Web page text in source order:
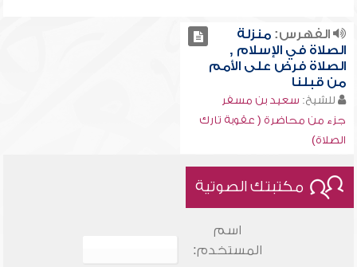
الفهرس:منزلة
الصلاة في الإسلام ,
الصلاة فرض على الأمم
من قبلنا
للشيخ: سعيد بن مسفر
جزء من محاضرة ( عقوبة تارك
الصلاة)
مكتبتك الصوتية
اسم
المستخدم: